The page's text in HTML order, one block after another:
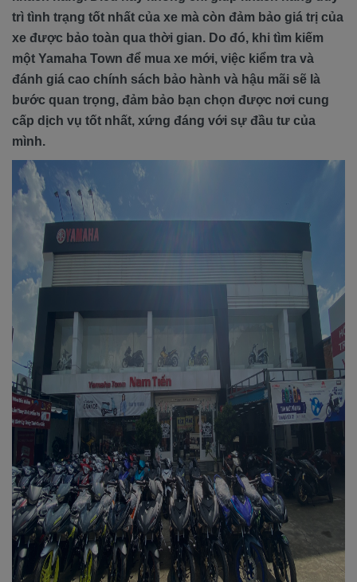
trì tình trạng tốt nhất của xe mà còn đảm bảo giá trị của
xe được bảo toàn qua thời gian. Do đó, khi tìm kiếm
một Yamaha Town để mua xe mới, việc kiểm tra và
đánh giá cao chính sách bảo hành và hậu mãi sẽ là
bước quan trọng, đảm bảo bạn chọn được nơi cung
cấp dịch vụ tốt nhất, xứng đáng với sự đầu tư của
mình.